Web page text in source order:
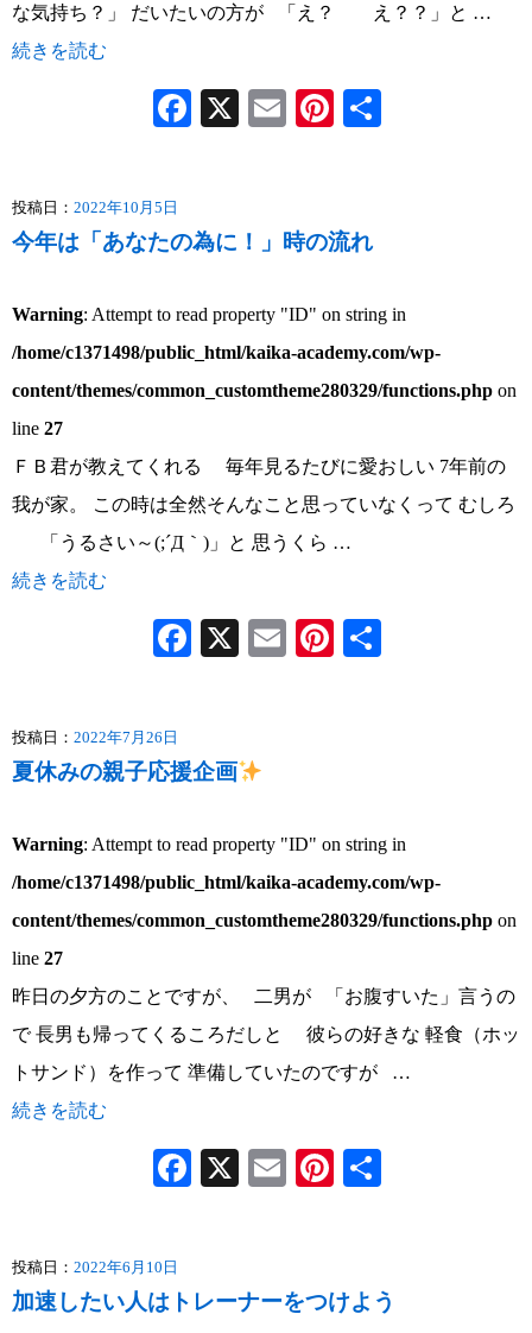
な気持ち？」 だいたいの方が 「え？ え？？」と …
続きを読む
Facebook
X EmailPinterest
投稿日： 2022年10月5日
今年は「あなたの為に！」時の流れ
Warning: Attempt to read property "ID" on string in
/home/c1371498/public_html/kaika-academy.com/wp-
content/themes/common_customtheme280329/functions.php on
line 27
ＦＢ君が教えてくれる 毎年見るたびに愛おしい 7年前の
我が家。 この時は全然そんなこと思っていなくって むしろ
「うるさい～(;´Д｀)」と 思うくら …
続きを読む
Facebook
X EmailPinterest
投稿日： 2022年7月26日
夏休みの親子応援企画
Warning: Attempt to read property "ID" on string in
/home/c1371498/public_html/kaika-academy.com/wp-
content/themes/common_customtheme280329/functions.php on
line 27
昨日の夕方のことですが、 二男が 「お腹すいた」言うの
で 長男も帰ってくるころだしと 彼らの好きな 軽食（ホッ
トサンド）を作って 準備していたのですが …
続きを読む
Facebook
X EmailPinterest
投稿日： 2022年6月10日
加速したい人はトレーナーをつけよう